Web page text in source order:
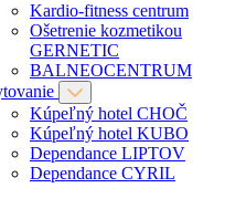
Kardio-fitness centrum
Ošetrenie kozmetikou
GERNETIC
BALNEOCENTRUM
Kúpeľný hotel CHOČ
Kúpeľný hotel KUBO
Dependance LIPTOV
Dependance CYRIL